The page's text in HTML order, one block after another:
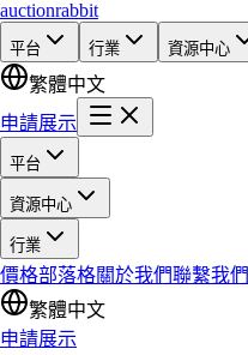
auctionrabbit
平台 行業 資源中心
繁體中文
申請展示
平台
資源中心
行業
價格部落格關於我們聯繫我們
繁體中文
申請展示